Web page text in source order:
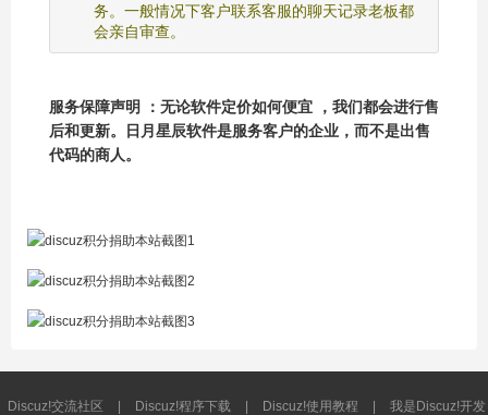
务。一般情况下客户联系客服的聊天记录老板都
会亲自审查。
服务保障声明 ：无论软件定价如何便宜 ，我们都会进行售
后和更新。日月星辰软件是服务客户的企业，而不是出售
代码的商人。
Discuz!交流社区 | Discuz!程序下载 | Discuz!使用教程 |
我是Discuz!开发